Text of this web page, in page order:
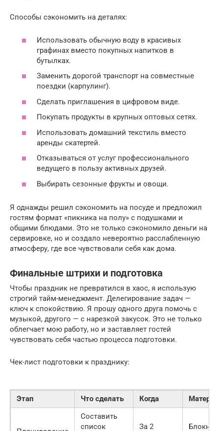
Способы сэкономить на деталях:
Использовать обычную воду в красивых
графинах вместо покупных напитков в
бутылках.
Заменить дорогой транспорт на совместные
поездки (карпулинг).
Сделать приглашения в цифровом виде.
Покупать продукты в крупных оптовых сетях.
Использовать домашний текстиль вместо
аренды скатертей.
Отказываться от услуг профессионального
ведущего в пользу активных друзей.
Выбирать сезонные фрукты и овощи.
Я однажды решил сэкономить на посуде и предложил
гостям формат «пикника на полу» с подушками и
общими блюдами. Это не только сэкономило деньги на
сервировке, но и создало невероятно расслабленную
атмосферу, где все чувствовали себя как дома.
Финальные штрихи и подготовка
Чтобы праздник не превратился в хаос, я использую
строгий тайм-менеджмент. Делегирование задач —
ключ к спокойствию. Я прошу одного друга помочь с
музыкой, другого — с нарезкой закусок. Это не только
облегчает мою работу, но и заставляет гостей
чувствовать себя частью процесса подготовки.
Чек-лист подготовки к празднику:
Этап Что сделать Когда
Составить
список
За 2